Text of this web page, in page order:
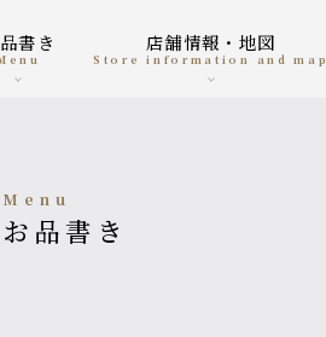
お品書き
menu
店舗情報・地図
Store information and map
menu
お品書き